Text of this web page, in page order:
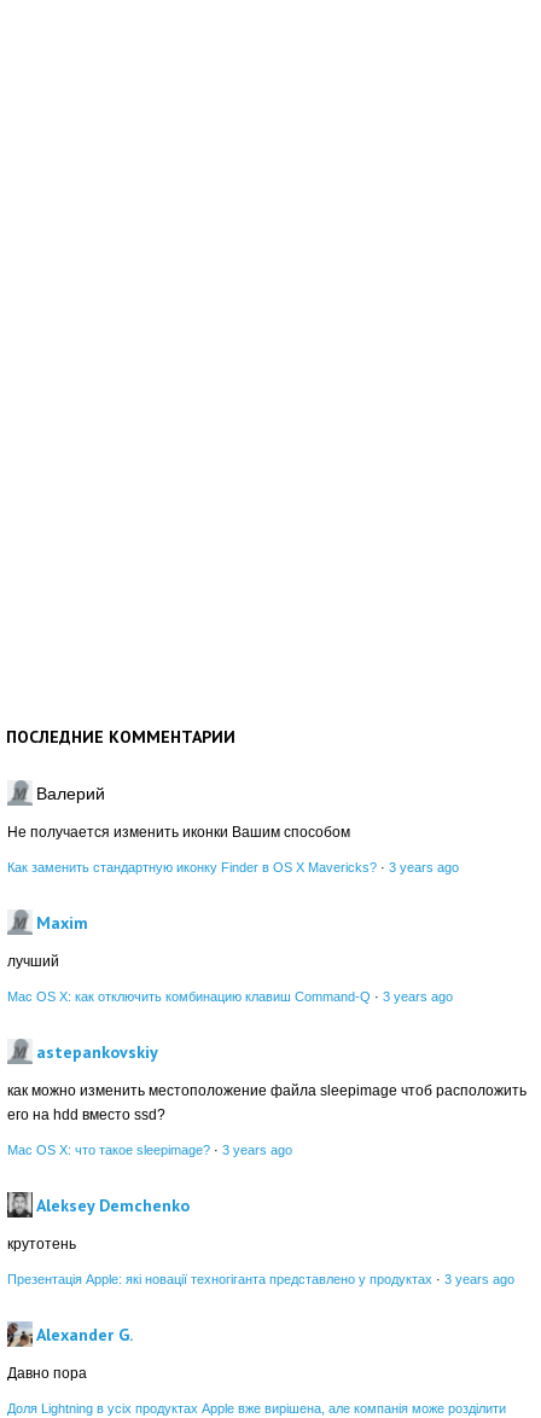
ПОСЛЕДНИЕ КОММЕНТАРИИ
Валерий
Не получается изменить иконки Вашим способом
Как заменить стандартную иконку Finder в OS X Mavericks? · 3 years ago
Maxim
лучший
Mac OS X: как отключить комбинацию клавиш Command-Q · 3 years ago
astepankovskiy
как можно изменить местоположение файла sleepimage чтоб расположить
его на hdd вместо ssd?
Mac OS X: что такое sleepimage? · 3 years ago
Aleksey Demchenko
крутотень
Презентація Apple: які новації техногіганта представлено у продуктах · 3 years ago
Alexander G.
Давно пора
Доля Lightning в усіх продуктах Apple вже вирішена, але компанія може розділити